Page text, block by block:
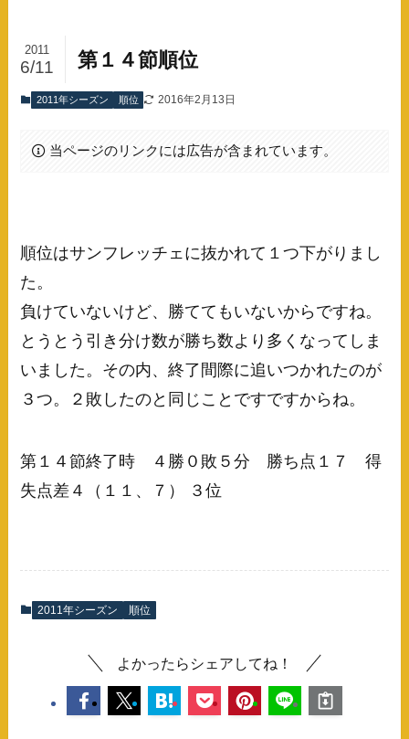
第１４節順位
2011
6/11
2011年シーズン 順位 2016年2月13日
当ページのリンクには広告が含まれています。
順位はサンフレッチェに抜かれて１つ下がりまし
た。
負けていないけど、勝ててもいないからですね。
とうとう引き分け数が勝ち数より多くなってしま
いました。その内、終了間際に追いつかれたのが
３つ。２敗したのと同じことですですからね。
第１４節終了時 ４勝０敗５分 勝ち点１７ 得
失点差４（１１、７） ３位
2011年シーズン 順位
よかったらシェアしてね！